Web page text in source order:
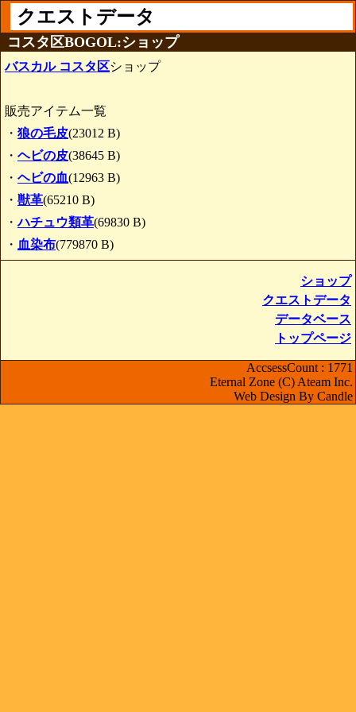
クエストデータ
コスタ区BOGOL:ショップ
バスカル コスタ区ショップ
販売アイテム一覧
・ 狼の毛皮(23012 B)
・ ヘビの皮(38645 B)
・ ヘビの血(12963 B)
・ 獣革(65210 B)
・ハチュウ類革(69830 B)
・ 血染布(779870 B)
ショップ
クエストデータ
データベース
トップページ
AccsessCount : 1771
Eternal Zone (C) Ateam Inc.
Web Design By Candle